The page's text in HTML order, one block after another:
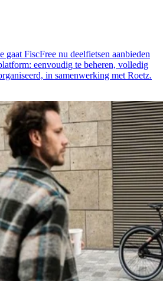
gaat FiscFree nu deelfietsen aanbieden
eenvoudig te beheren, volledig
in samenwerking met Roetz.